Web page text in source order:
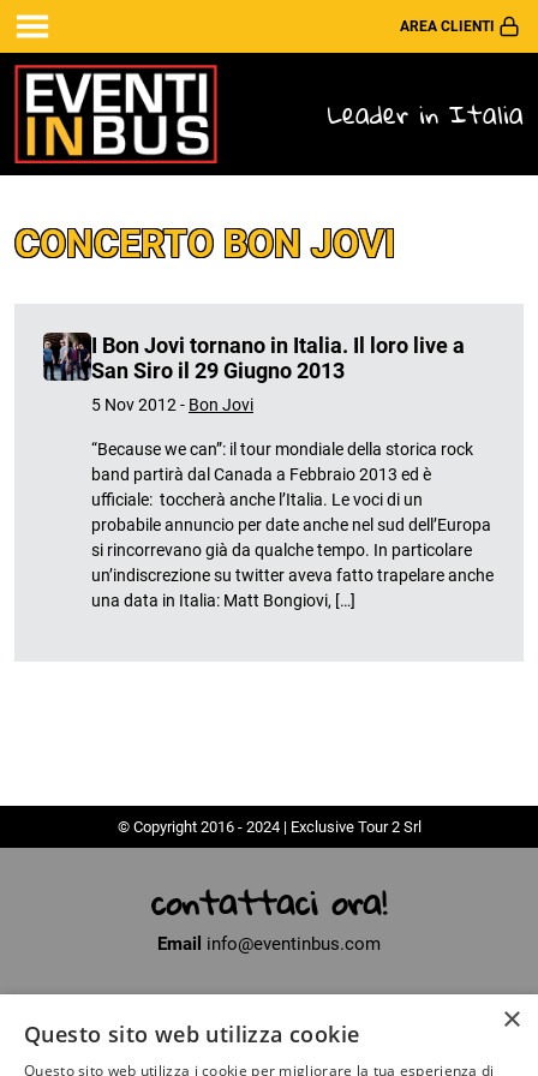
AREA CLIENTI
Leader in Italia
CONCERTO BON JOVI
I Bon Jovi tornano in Italia. Il loro live a
San Siro il 29 Giugno 2013
5 Nov 2012 - Bon Jovi
“Because we can”: il tour mondiale della storica rock
band partirà dal Canada a Febbraio 2013 ed è
ufficiale: toccherà anche l’Italia. Le voci di un
probabile annuncio per date anche nel sud dell’Europa
si rincorrevano già da qualche tempo. In particolare
un’indiscrezione su twitter aveva fatto trapelare anche
una data in Italia: Matt Bongiovi, […]
© Copyright 2016 - 2024 | Exclusive Tour 2 Srl
contattaci ora!
Email info@eventinbus.com
Partita Iva01371040450
×
Questo sito web utilizza cookie
Questo sito web utilizza i cookie per migliorare la tua esperienza di